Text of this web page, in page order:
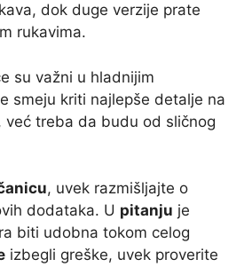
dok duge verzije prate
rukavima.
su važni u hladnijim
smeju kriti najlepše detalje na
već treba da budu od sličnog
, uvek razmišljajte o
dodataka. U pitanju je
biti udobna tokom celog
izbegli greške, uvek proverite